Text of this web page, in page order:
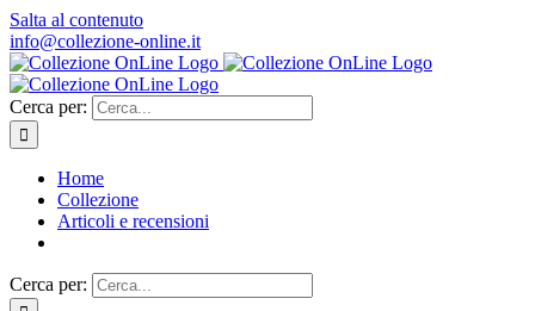
Salta al contenuto
info@collezione-online.it
Cerca per:
Home
Collezione
Articoli e recensioni
Cerca per: